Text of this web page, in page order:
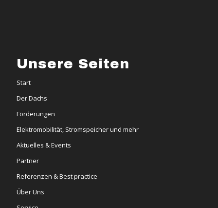
Unsere Seiten
Start
Der Dachs
Förderungen
Elektromobilität, Stromspeicher und mehr
Aktuelles & Events
Partner
Referenzen & Best practice
Über Uns